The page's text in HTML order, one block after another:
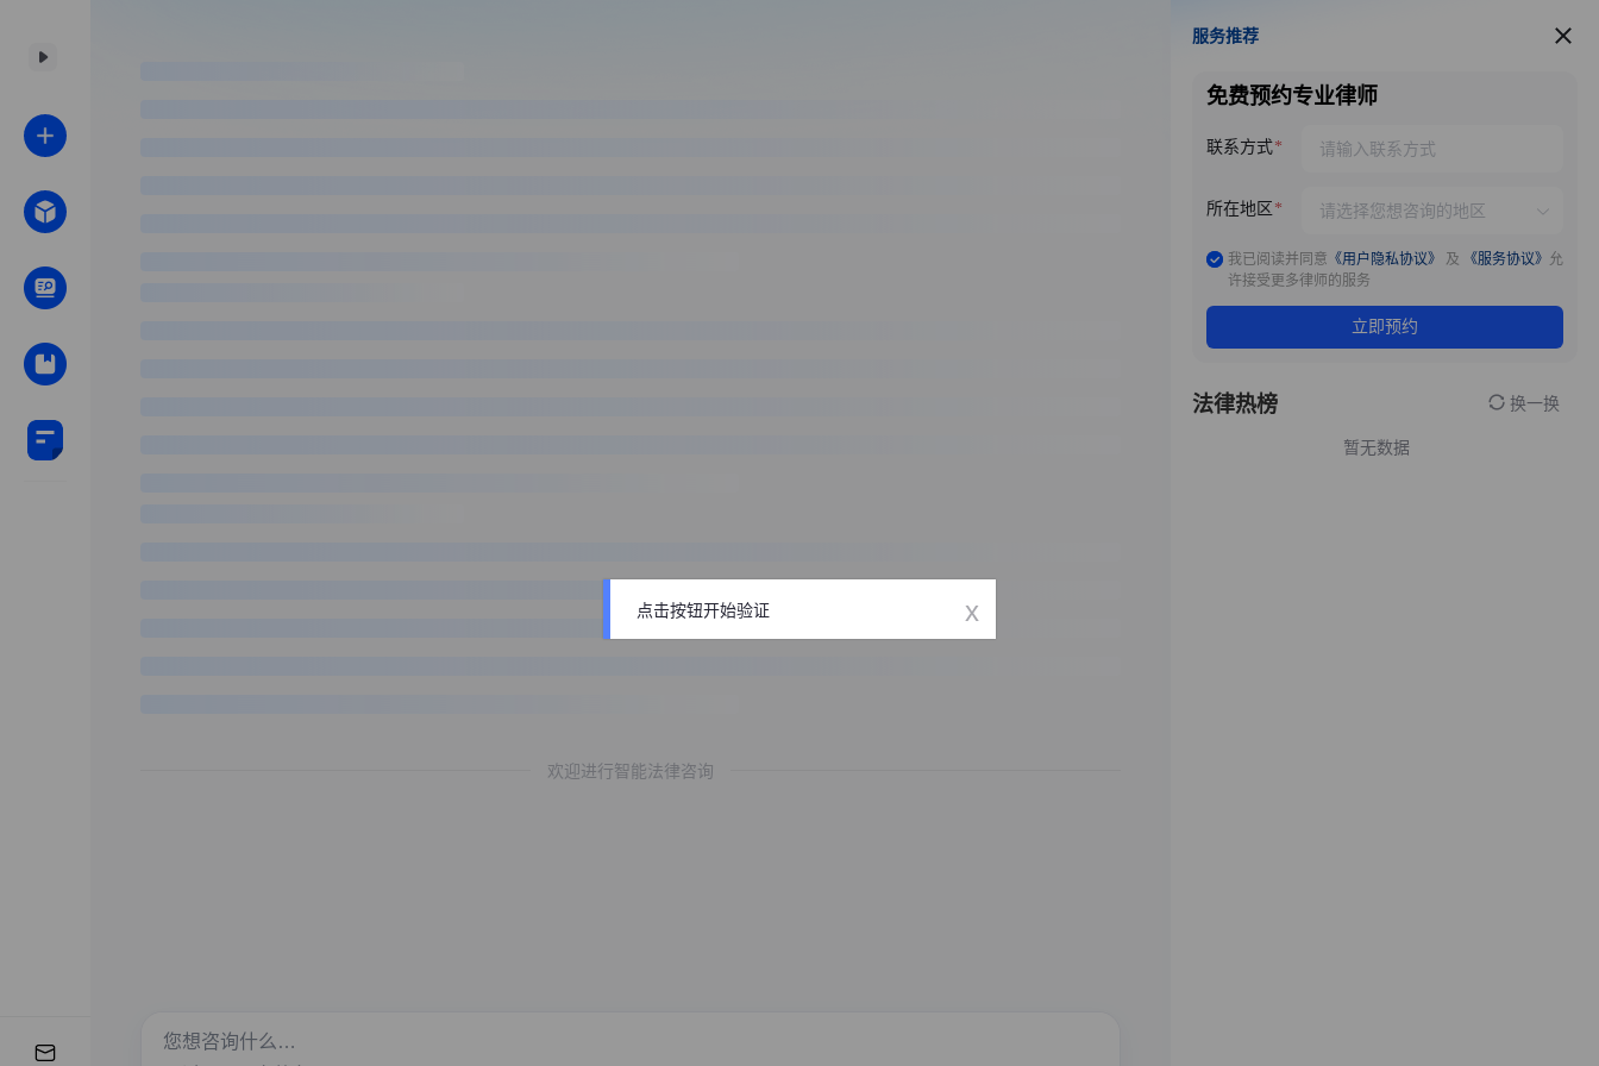
欢迎进行智能法律咨询
服务推荐
服务推荐
免费预约专业律师
联系方式
所在地区
我已阅读并同意 《用户隐私协议》 及 《服务协议》 允
许接受更多律师的服务
立即预约
法律热榜 换一换
暂无数据
点击按钮开始验证 x